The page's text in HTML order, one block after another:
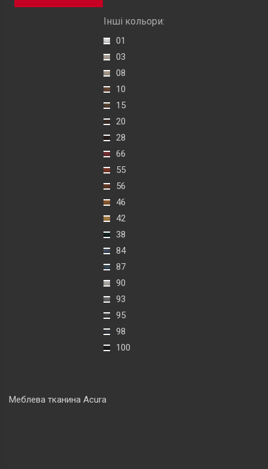
Інші кольори:
01
03
08
10
15
20
28
66
55
56
46
42
38
84
87
90
93
95
98
100
Меблева тканина Acura